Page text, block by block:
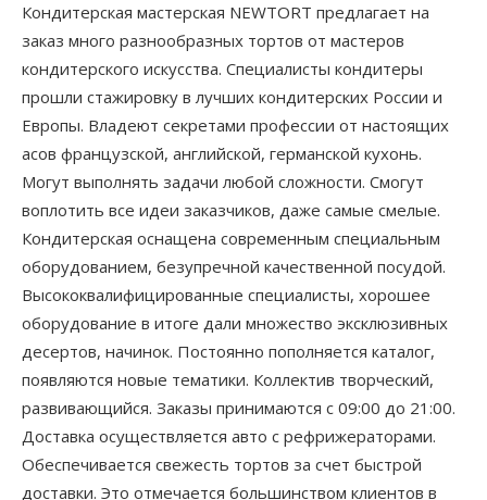
Кондитерская мастерская NEWTORT предлагает на
заказ много разнообразных тортов от мастеров
кондитерского искусства. Специалисты кондитеры
прошли стажировку в лучших кондитерских России и
Европы. Владеют секретами профессии от настоящих
асов французской, английской, германской кухонь.
Могут выполнять задачи любой сложности. Смогут
воплотить все идеи заказчиков, даже самые смелые.
Кондитерская оснащена современным специальным
оборудованием, безупречной качественной посудой.
Высококвалифицированные специалисты, хорошее
оборудование в итоге дали множество эксклюзивных
десертов, начинок. Постоянно пополняется каталог,
появляются новые тематики. Коллектив творческий,
развивающийся. Заказы принимаются с 09:00 до 21:00.
Доставка осуществляется авто с рефрижераторами.
Обеспечивается свежесть тортов за счет быстрой
доставки. Это отмечается большинством клиентов в